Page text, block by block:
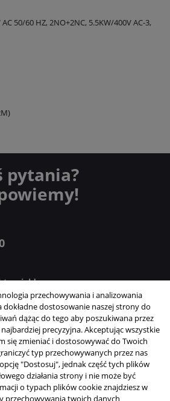
50/60 HZ, 2NO+2NC, 5.5KW/400V AC-3,
pytania?
M.KARLIŃSKI
przechowywania i analizowania
dostosowanie naszej strony do
dążąc do tego aby poszukiwana przez
precyzyjna. Akceptując wszystkie
się zmieniać i dostosowywać do Twoich
typ przechowywanych przez nas
"Dostosuj", jednak część tych plików
działania strony i nie może być
o typach plików cookie znajdziesz w
przechowywania twoich danych